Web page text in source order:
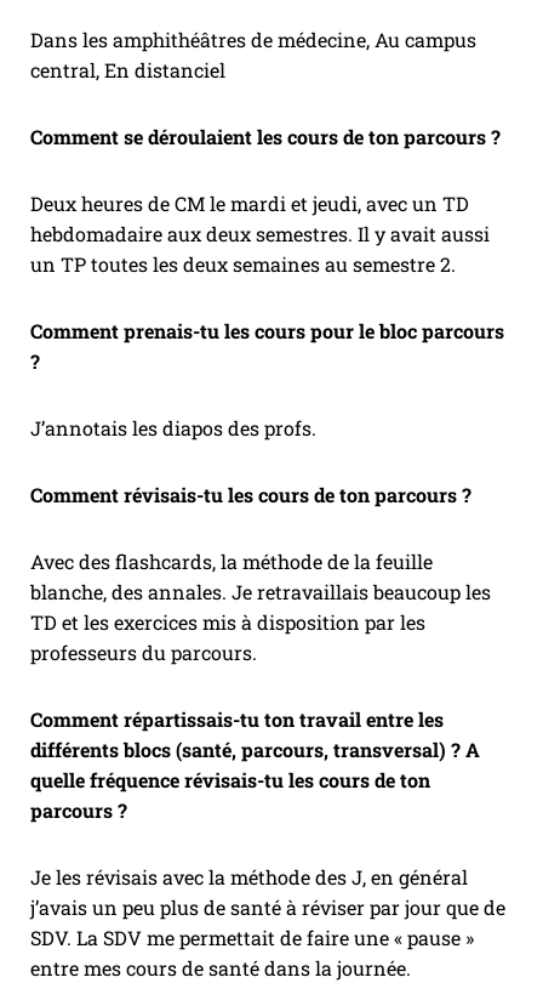
Dans les amphithéâtres de médecine, Au campus
central, En distanciel
Comment se déroulaient les cours de ton parcours ?
Deux heures de CM le mardi et jeudi, avec un TD
hebdomadaire aux deux semestres. Il y avait aussi
un TP toutes les deux semaines au semestre 2.
Comment prenais-tu les cours pour le bloc parcours
?
J’annotais les diapos des profs.
Comment révisais-tu les cours de ton parcours ?
Avec des flashcards, la méthode de la feuille
blanche, des annales. Je retravaillais beaucoup les
TD et les exercices mis à disposition par les
professeurs du parcours.
Comment répartissais-tu ton travail entre les
différents blocs (santé, parcours, transversal) ? A
quelle fréquence révisais-tu les cours de ton
parcours ?
Je les révisais avec la méthode des J, en général
j’avais un peu plus de santé à réviser par jour que de
SDV. La SDV me permettait de faire une « pause »
entre mes cours de santé dans la journée.